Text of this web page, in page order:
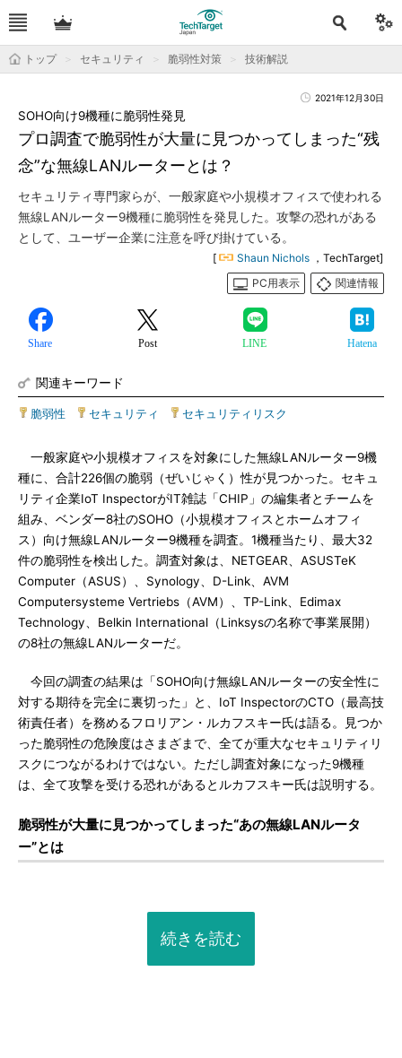
トップ セキュリティ 脆弱性対策 技術解説
2021年12月30日
プロ調査で脆弱性が大量に見つかってしまった“残
念”な無線LANルーターとは？
SOHO向け9機種に脆弱性発見
セキュリティ専門家らが、一般家庭や小規模オフィスで使われる
無線LANルーター9機種に脆弱性を発見した。攻撃の恐れがある
として、ユーザー企業に注意を呼び掛けている。
[ Shaun Nichols ，TechTarget]
PC用表示
関連情報
Share Post LINE Hatena
関連キーワード
脆弱性 セキュリティ セキュリティリスク
一般家庭や小規模オフィスを対象にした無線LANルーター9機
種に、合計226個の脆弱（ぜいじゃく）性が見つかった。セキュ
リティ企業IoT InspectorがIT雑誌「CHIP」の編集者とチームを
組み、ベンダー8社のSOHO（小規模オフィスとホームオフィ
ス）向け無線LANルーター9機種を調査。1機種当たり、最大32
件の脆弱性を検出した。調査対象は、NETGEAR、ASUSTeK
Computer（ASUS）、Synology、D-Link、AVM
Computersysteme Vertriebs（AVM）、TP-Link、Edimax
Technology、Belkin International（Linksysの名称で事業展開）
の8社の無線LANルーターだ。
今回の調査の結果は「SOHO向け無線LANルーターの安全性に
対する期待を完全に裏切った」と、IoT InspectorのCTO（最高技
術責任者）を務めるフロリアン・ルカフスキー氏は語る。見つか
った脆弱性の危険度はさまざまで、全てが重大なセキュリティリ
スクにつながるわけではない。ただし調査対象になった9機種
は、全て攻撃を受ける恐れがあるとルカフスキー氏は説明する。
脆弱性が大量に見つかってしまった“あの無線LANルータ
ー”とは
続きを読む